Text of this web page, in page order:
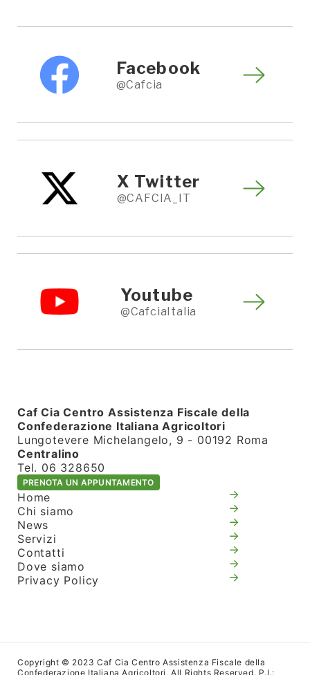
Facebook
@Cafcia
X Twitter
@CAFCIA_IT
Youtube
@CafciaItalia
Caf Cia Centro Assistenza Fiscale della
Confederazione Italiana Agricoltori
Lungotevere Michelangelo, 9 - 00192 Roma
Centralino
Tel. 06 328650
PRENOTA UN APPUNTAMENTO
Home
Chi siamo
News
Servizi
Contatti
Dove siamo
Privacy Policy
Copyright © 2023 Caf Cia Centro Assistenza Fiscale della
Confederazione Italiana Agricoltori, All Rights Reserved. P.I.: